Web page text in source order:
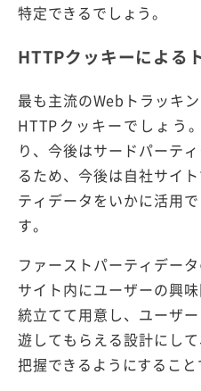
特定できるでしょう。
HTTPクッキーによる
最も主流のWebトラッキ
HTTPクッキーでしょう
り、今後はサードパーテ
るため、今後は自社サイ
ティデータをいかに活用
す。
ファーストパーティデー
サイト内にユーザーの興
統立てて用意し、ユーザ
遊してもらえる設計にし
把握できるようにすること